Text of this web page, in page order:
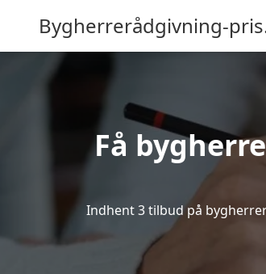
Bygherrerådgivning-
Få
Indhent 3 tilbud på